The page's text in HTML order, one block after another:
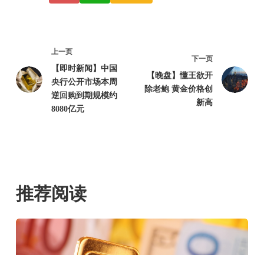
上一页
【即时新闻】中国
央行公开市场本周
逆回购到期规模约
8080亿元
下一页
【晚盘】懂王欲开
除老鲍 黄金价格创
新高
推荐阅读